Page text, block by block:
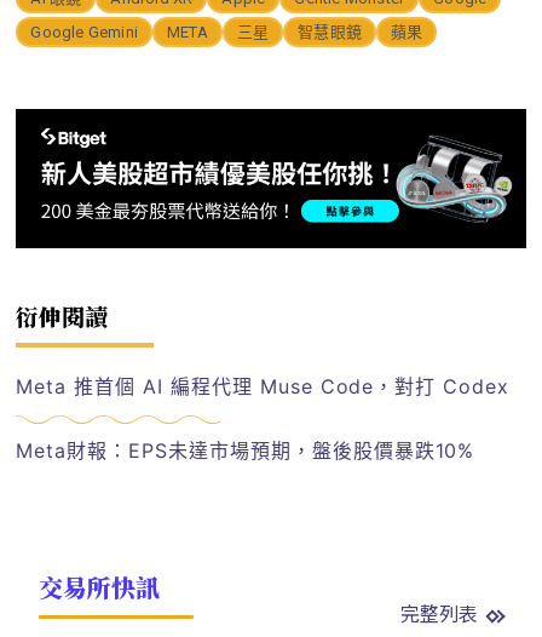
Google Gemini
META 三星 智慧眼鏡 蘋果
衍伸閱讀
Meta 推首個 AI 編程代理 Muse Code，對打 Codex
Meta財報：EPS未達市場預期，盤後股價暴跌10%
交易所快訊
完整列表